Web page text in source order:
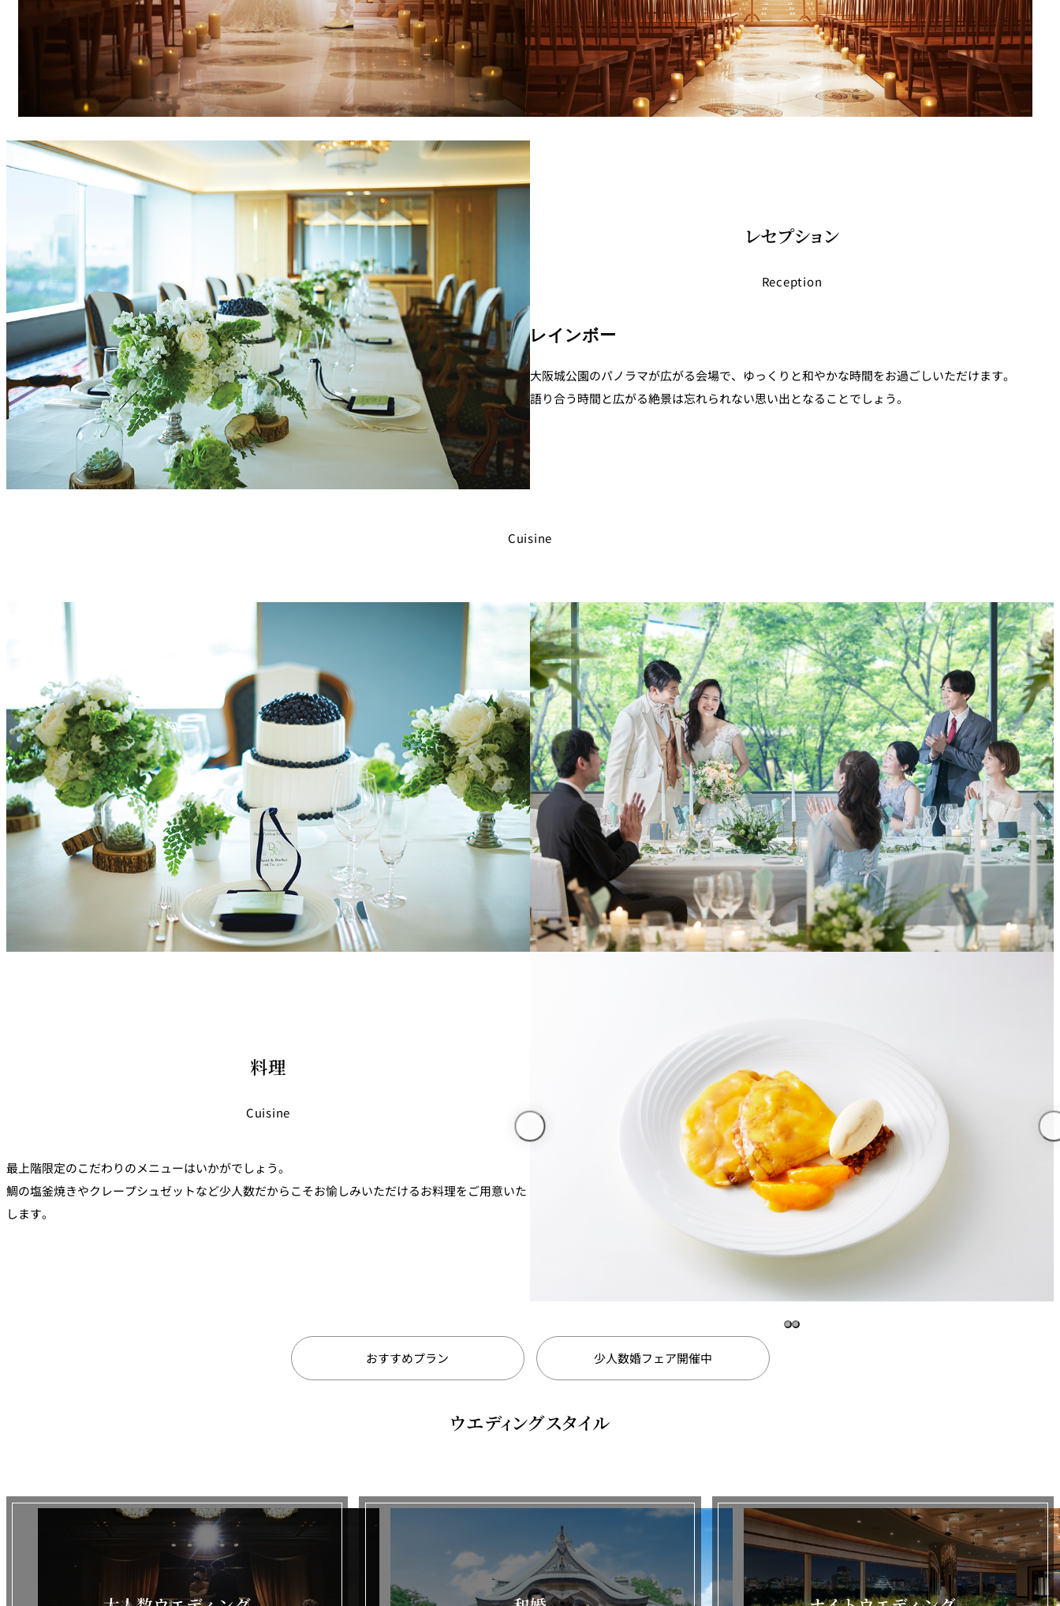
レセプション
Reception
レインボー
大阪城公園のパノラマが広がる会場で、ゆっくりと和やかな時間をお過ごしいただけます。
語り合う時間と広がる絶景は忘れられない思い出となることでしょう。
Cuisine
料理
Cuisine
最上階限定のこだわりのメニューはいかがでしょう。
鯛の塩釜焼きやクレープシュゼットなど少人数だからこそお愉しみいただけるお料理をご用意いた
します。
おすすめプラン 少人数婚フェア開催中
ウエディングスタイル